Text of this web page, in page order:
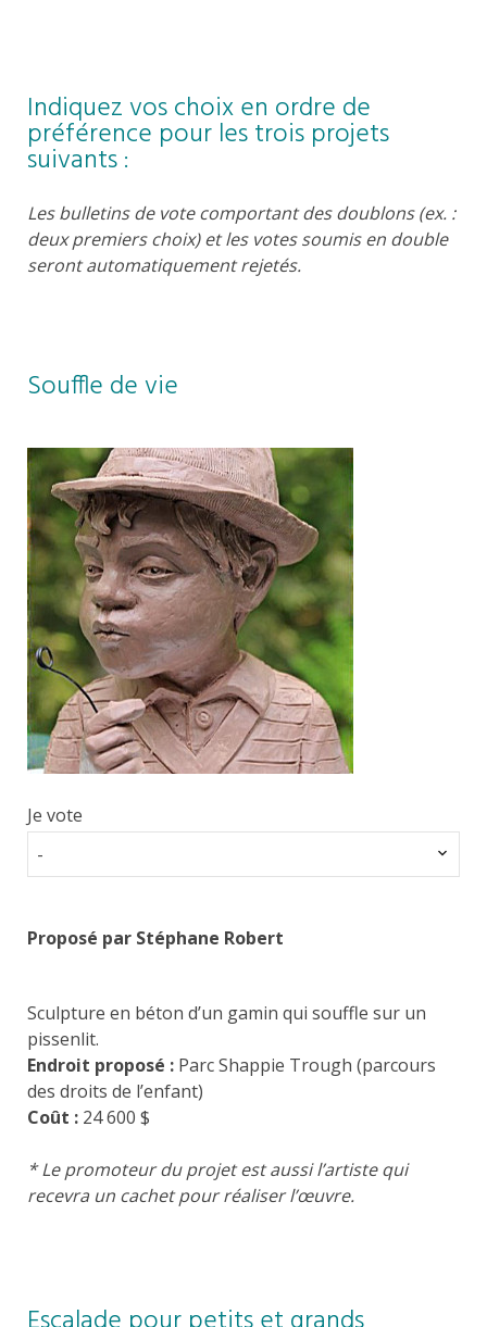
Indiquez vos choix en ordre de
préférence pour les trois projets
suivants :
Les bulletins de vote comportant des doublons (ex. :
deux premiers choix) et les votes soumis en double
seront automatiquement rejetés.
Souffle de vie
Je vote
-
Proposé par Stéphane Robert
Sculpture en béton d’un gamin qui souffle sur un
pissenlit.
Endroit proposé : Parc Shappie Trough (parcours
des droits de l’enfant)
Coût : 24 600 $
* Le promoteur du projet est aussi l’artiste qui
recevra un cachet pour réaliser l’œuvre.